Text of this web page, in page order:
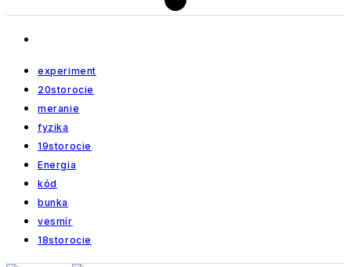
experiment
20storocie
meranie
fyzika
19storocie
Energia
kód
bunka
vesmír
18storocie